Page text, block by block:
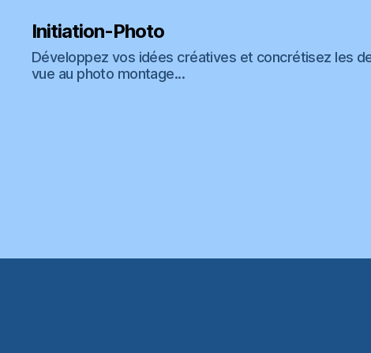
Initiation-Photo
Développez vos idées créatives et concrétisez les
vue au photo montage...